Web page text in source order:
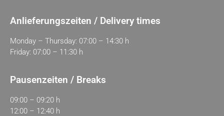
Anlieferungszeiten / Delivery times
Monday – Thursday: 07:00 – 14:30 h
Friday: 07:00 – 11:30 h
Pausenzeiten / Breaks
09:00 – 09:20 h
12:00 – 12:40 h